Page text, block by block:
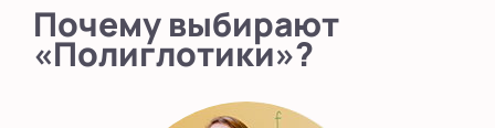
Почему выбирают
«Полиглотики»?